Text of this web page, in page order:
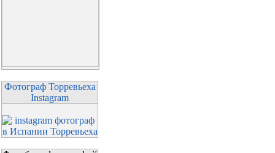
Фотограф Торревьеха
Instagram